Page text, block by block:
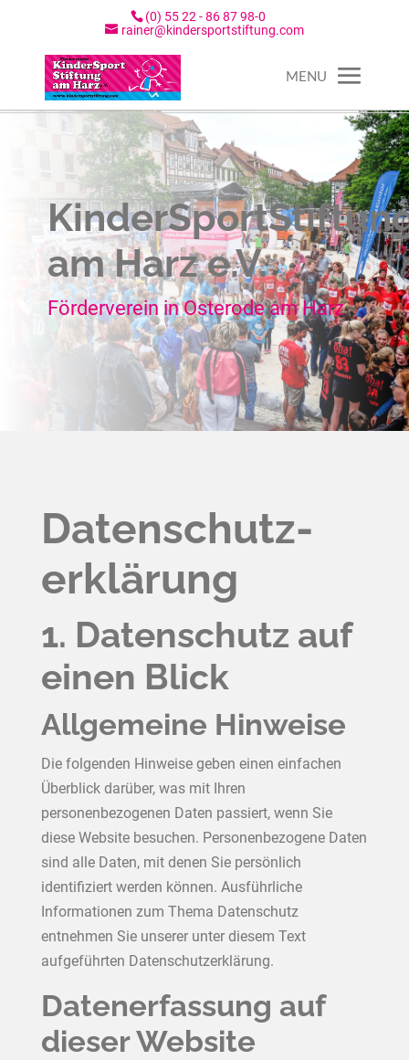
(0) 55 22 - 86 87 98-0
rainer@kindersportstiftung.com
am Harz e.V.
Förderverein in Osterode am Harz
Datenschutz­
erklärung
1. Datenschutz auf
einen Blick
Allgemeine Hinweise
Die folgenden Hinweise geben einen einfachen
Überblick darüber, was mit Ihren
personenbezogenen Daten passiert, wenn Sie
diese Website besuchen. Personenbezogene Daten
sind alle Daten, mit denen Sie persönlich
identifiziert werden können. Ausführliche
Informationen zum Thema Datenschutz
entnehmen Sie unserer unter diesem Text
aufgeführten Datenschutzerklärung.
Datenerfassung auf
dieser Website